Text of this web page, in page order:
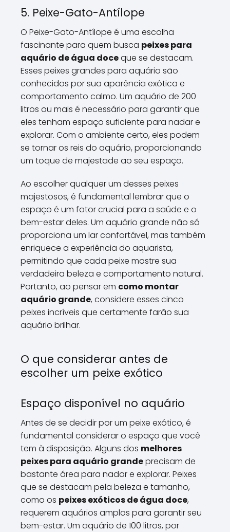
5. Peixe-Gato-Antílope
O Peixe-Gato-Antílope é uma escolha
fascinante para quem busca peixes para
aquário de água doceque se destacam.
Esses peixes grandes para aquário são
conhecidos por sua aparência exótica e
comportamento calmo. Um aquário de 200
litros ou mais é necessário para garantir que
eles tenham espaço suficiente para nadar e
explorar. Com o ambiente certo, eles podem
se tornar os reis do aquário, proporcionando
um toque de majestade ao seu espaço.
Ao escolher qualquer um desses peixes
majestosos, é fundamental lembrar que o
espaço é um fator crucial para a saúde e o
bem-estar deles. Um aquário grande não só
proporciona um lar confortável, mas também
enriquece a experiência do aquarista,
permitindo que cada peixe mostre sua
verdadeira beleza e comportamento natural.
Portanto, ao pensar em como montar
aquário grande, considere esses cinco
peixes incríveis que certamente farão sua
aquário brilhar.
O que considerar antes de
escolher um peixe exótico
Espaço disponível no aquário
Antes de se decidir por um peixe exótico, é
fundamental considerar o espaço que você
tem à disposição. Alguns dos melhores
peixes para aquário grandeprecisam de
bastante área para nadar e explorar. Peixes
que se destacam pela beleza e tamanho,
como os peixes exóticos de água doce,
requerem aquários amplos para garantir seu
bem-estar. Um aquário de 100 litros, por